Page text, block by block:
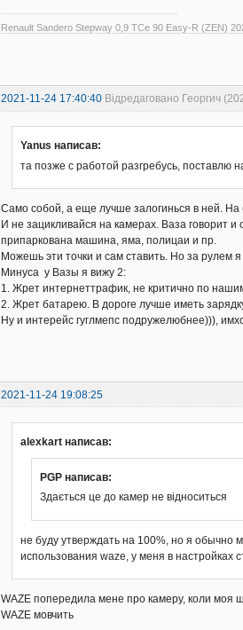
Renault Sandero Stepway 0,9 TCe 90 Easy-R (ZEN)
2021-11-24 17:40:40 Відредаговано Георгич
Yanus написав:
та позже с работой разгребусь, поставлю
Само собой, а еще лучше залогинься в ней.
И не зацикливайся на камерах. Ваза говорит
припаркована машина, яма, полицаи и пр.
Можешь эти точки и сам ставить. Но за рулем
Минуса у Вазы я вижу 2:
1. Жрет интернеттрафик, не критично по
2. Жрет батарею. В дороге лучше иметь
Ну и интерейс гуглмепс подружелюбнее))),
2021-11-24 19:08:25
alexkart написав:
PGP написав:
Здається це до камер не відноситься
не буду утверждать на 100%, но я обычно
использования waze, у меня в настройках
WAZE попередила мене про камеру, коли моя
WAZE мовчить